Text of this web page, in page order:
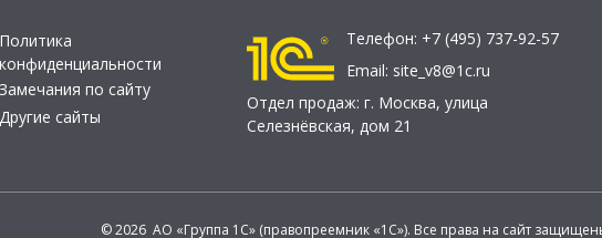
Политика
конфиденциальности
Замечания по сайту
Другие сайты
Телефон: +7 (495) 737-92-57
Email: site_v8@1c.ru
Отдел продаж: г. Москва, улица
Селезнёвская, дом 21
© 2026 АО «Группа 1С» (правопреемник «1С»). Все права на сайт